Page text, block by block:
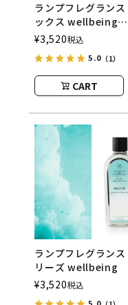
ランプフレグランス
ックス wellbeing
500ml フレグラン
ンプ用オイル
（アシュレイアン
ウッド）
¥3,520税込
5.0 （1）
CART
ランプフレグラン
リーズ wellbeing
500ml フレグラン
ンプ用オイル
¥3,520税込